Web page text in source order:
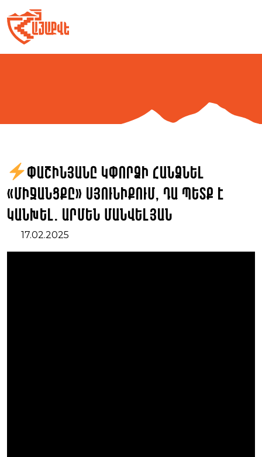
to
content
Փաշինյանը կփորձի հանձնել
«միջանցքը» Սյունիքում, դա պետք է
կանխել. Արմեն Մանվելյան
17.02.2025